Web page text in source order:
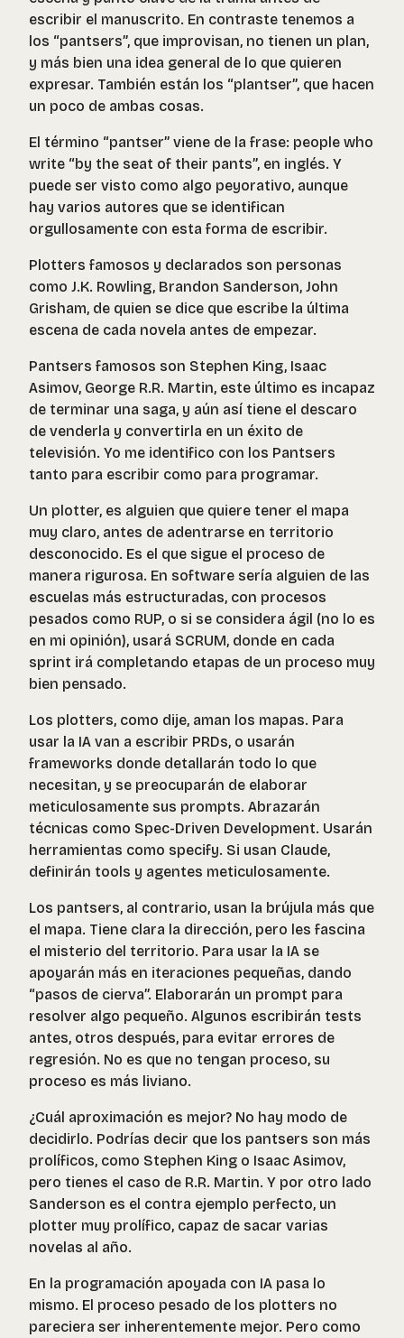
escribir el manuscrito. En contraste tenemos a
los “pantsers”, que improvisan, no tienen un plan,
y más bien una idea general de lo que quieren
expresar. También están los “plantser”, que hacen
un poco de ambas cosas.
El término “pantser” viene de la frase: people who
write “by the seat of their pants”, en inglés. Y
puede ser visto como algo peyorativo, aunque
hay varios autores que se identifican
orgullosamente con esta forma de escribir.
Plotters famosos y declarados son personas
como J.K. Rowling, Brandon Sanderson, John
Grisham, de quien se dice que escribe la última
escena de cada novela antes de empezar.
Pantsers famosos son Stephen King, Isaac
Asimov, George R.R. Martin, este último es incapaz
de terminar una saga, y aún así tiene el descaro
de venderla y convertirla en un éxito de
televisión. Yo me identifico con los Pantsers
tanto para escribir como para programar.
Un plotter, es alguien que quiere tener el mapa
muy claro, antes de adentrarse en territorio
desconocido. Es el que sigue el proceso de
manera rigurosa. En software sería alguien de las
escuelas más estructuradas, con procesos
pesados como RUP, o si se considera ágil (no lo es
en mi opinión), usará SCRUM, donde en cada
sprint irá completando etapas de un proceso muy
bien pensado.
Los plotters, como dije, aman los mapas. Para
usar la IA van a escribir PRDs, o usarán
frameworks donde detallarán todo lo que
necesitan, y se preocuparán de elaborar
meticulosamente sus prompts. Abrazarán
técnicas como Spec-Driven Development. Usarán
herramientas como specify. Si usan Claude,
definirán tools y agentes meticulosamente.
Los pantsers, al contrario, usan la brújula más que
el mapa. Tiene clara la dirección, pero les fascina
el misterio del territorio. Para usar la IA se
apoyarán más en iteraciones pequeñas, dando
“pasos de cierva”. Elaborarán un prompt para
resolver algo pequeño. Algunos escribirán tests
antes, otros después, para evitar errores de
regresión. No es que no tengan proceso, su
proceso es más liviano.
¿Cuál aproximación es mejor? No hay modo de
decidirlo. Podrías decir que los pantsers son más
prolíficos, como Stephen King o Isaac Asimov,
pero tienes el caso de R.R. Martin. Y por otro lado
Sanderson es el contra ejemplo perfecto, un
plotter muy prolífico, capaz de sacar varias
novelas al año.
En la programación apoyada con IA pasa lo
mismo. El proceso pesado de los plotters no
pareciera ser inherentemente mejor. Pero como